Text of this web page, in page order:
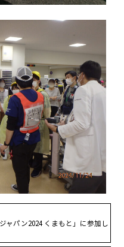
ャパン2024 くまもと」に参加し